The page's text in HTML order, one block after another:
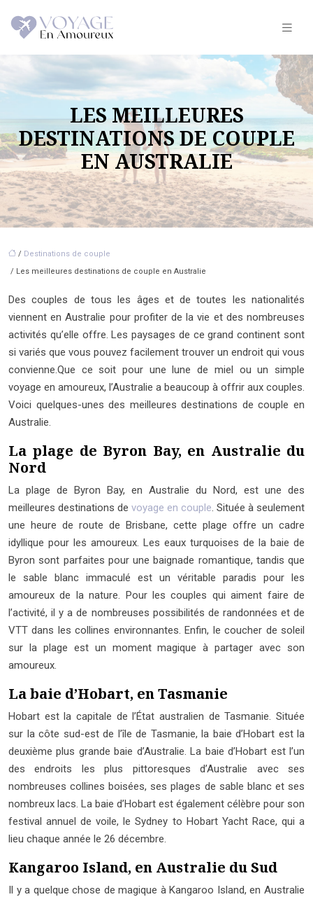
LES MEILLEURES
DESTINATIONS DE COUPLE
EN AUSTRALIE
/ Destinations de couple
/ Les meilleures destinations de couple en Australie
Des couples de tous les âges et de toutes les nationalités
viennent en Australie pour profiter de la vie et des nombreuses
activités qu’elle offre. Les paysages de ce grand continent sont
si variés que vous pouvez facilement trouver un endroit qui vous
convienne.Que ce soit pour une lune de miel ou un simple
voyage en amoureux, l’Australie a beaucoup à offrir aux couples.
Voici quelques-unes des meilleures destinations de couple en
Australie.
La plage de Byron Bay, en Australie du
Nord
La plage de Byron Bay, en Australie du Nord, est une des
meilleures destinations de voyage en couple. Située à seulement
une heure de route de Brisbane, cette plage offre un cadre
idyllique pour les amoureux. Les eaux turquoises de la baie de
Byron sont parfaites pour une baignade romantique, tandis que
le sable blanc immaculé est un véritable paradis pour les
amoureux de la nature. Pour les couples qui aiment faire de
l’activité, il y a de nombreuses possibilités de randonnées et de
VTT dans les collines environnantes. Enfin, le coucher de soleil
sur la plage est un moment magique à partager avec son
amoureux.
La baie d’Hobart, en Tasmanie
Hobart est la capitale de l’État australien de Tasmanie. Située
sur la côte sud-est de l’île de Tasmanie, la baie d’Hobart est la
deuxième plus grande baie d’Australie. La baie d’Hobart est l’un
des endroits les plus pittoresques d’Australie avec ses
nombreuses collines boisées, ses plages de sable blanc et ses
nombreux lacs. La baie d’Hobart est également célèbre pour son
festival annuel de voile, le Sydney to Hobart Yacht Race, qui a
lieu chaque année le 26 décembre.
Kangaroo Island, en Australie du Sud
Il y a quelque chose de magique à Kangaroo Island, en Australie